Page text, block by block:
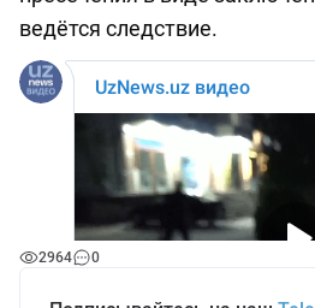
ведётся следствие.
2964 0